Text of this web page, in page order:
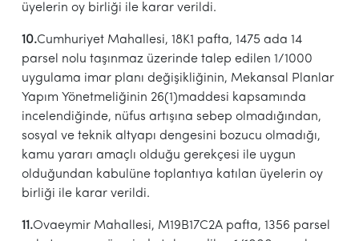
üyelerin oy birliği ile karar verildi.
10.Cumhuriyet Mahallesi, 18K1 pafta, 1475 ada 14
parsel nolu taşınmaz üzerinde talep edilen 1/1000
uygulama imar planı değişikliğinin, Mekansal Planlar
Yapım Yönetmeliğinin 26(1)maddesi kapsamında
incelendiğinde, nüfus artışına sebep olmadığından,
sosyal ve teknik altyapı dengesini bozucu olmadığı,
kamu yararı amaçlı olduğu gerekçesi ile uygun
olduğundan kabulüne toplantıya katılan üyelerin oy
birliği ile karar verildi.
11.Ovaeymir Mahallesi, M19B17C2A pafta, 1356 parsel